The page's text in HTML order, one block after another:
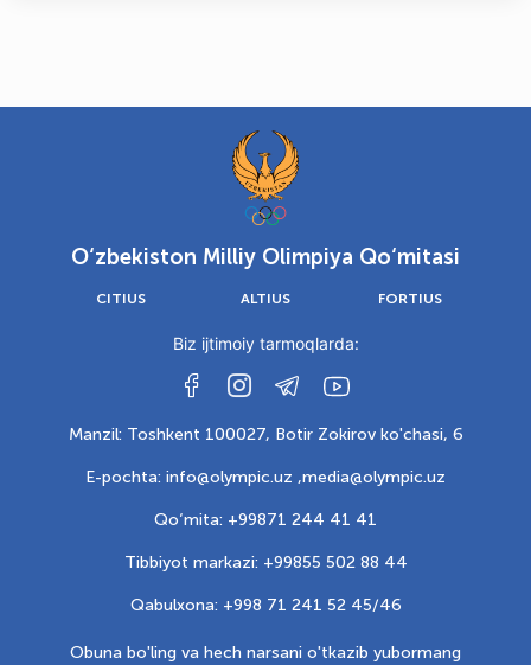
O‘zbekiston Milliy Olimpiya Qo‘mitasi
CITIUS ALTIUS FORTIUS
Biz ijtimoiy tarmoqlarda:
Manzil: Toshkent 100027, Botir Zokirov ko'chasi, 6
E-pochta: info@olympic.uz ,media@olympic.uz
Qo‘mita: +99871 244 41 41
Tibbiyot markazi: +99855 502 88 44
Qabulxona: +998 71 241 52 45/46
Obuna bo'ling va hech narsani o'tkazib yubormang